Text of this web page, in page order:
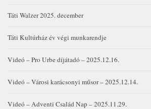
Táti Walzer 2025. december
Táti Kultúrház év végi munkarendje
Videó – Pro Urbe díjátadó – 2025.12.16.
Videó – Városi karácsonyi műsor – 2025.12.14.
Videó – Adventi Család Nap – 2025.11.29.